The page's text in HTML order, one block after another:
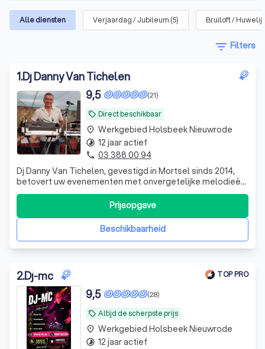
Alle diensten Verjaardag / Jubileum (5) Bruiloft /
filter_list Filters
1.Dj Danny Van Tichelen
local_offer Direct beschikbaar
(21)
9,5
Dj Danny Van Tichelen, gevestigd in Mortsel sinds 2014,
betovert uw evenementen met onvergetelijke melodieën
in de regio's Antwerpen, Oost-Vlaanderen en Vlaams-
Brabant. Wil je een geslaagde party, boek dan Danny Van
Tichelen. De DJ voor een topavond met topmuziek en een
toppersoonlijkheid Laat uw fe
Beschikbaarheid
Prijsopgave
place Werkgebied Holsbeek Nieuwrode
timelapse 12 jaar actief
phone 03 388 00 94
2.Dj-mc TOP PRO
local_offer Altijd de scherpste prijs
(28)
9,5
place Werkgebied Holsbeek Nieuwrode
timelapse 12 jaar actief